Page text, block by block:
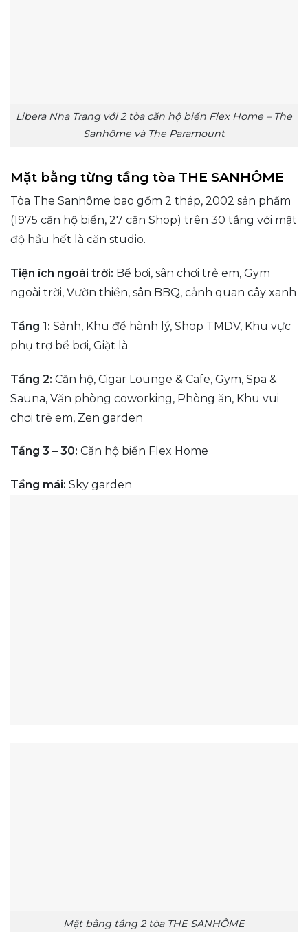
Libera Nha Trang với 2 tòa căn hộ biển Flex Home – The
Sanhôme và The Paramount
Mặt bằng từng tầng tòa THE SANHÔME
Tòa The Sanhôme bao gồm 2 tháp, 2002 sản phẩm
(1975 căn hộ biển, 27 căn Shop) trên 30 tầng với mật
độ hầu hết là căn studio.
Tiện ích ngoài trời: Bể bơi, sân chơi trẻ em, Gym
ngoài trời, Vườn thiền, sân BBQ, cảnh quan cây xanh
Tầng 1: Sảnh, Khu để hành lý, Shop TMDV, Khu vực
phụ trợ bể bơi, Giặt là
Tầng 2: Căn hộ, Cigar Lounge & Cafe, Gym, Spa &
Sauna, Văn phòng coworking, Phòng ăn, Khu vui
chơi trẻ em, Zen garden
Tầng 3 – 30: Căn hộ biển Flex Home
Tầng mái: Sky garden
Mặt bằng tầng 2 tòa THE SANHÔME